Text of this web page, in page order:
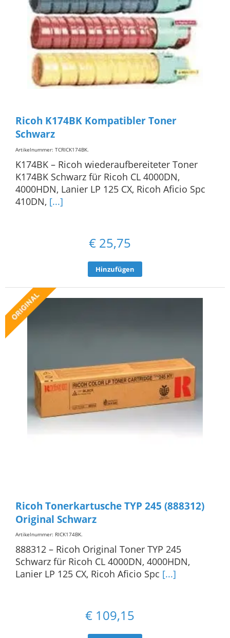
Ricoh K174BK Kompatibler Toner
Schwarz
Artikelnummer: TCRICK174BK.
K174BK – Ricoh wiederaufbereiteter Toner
K174BK Schwarz für Ricoh CL 4000DN,
4000HDN, Lanier LP 125 CX, Ricoh Aficio Spc
410DN, [...]
€ 25,75
Hinzufügen
Ricoh Tonerkartusche TYP 245 (888312)
Original Schwarz
Artikelnummer: RICK174BK.
888312 – Ricoh Original Toner TYP 245
Schwarz für Ricoh CL 4000DN, 4000HDN,
Lanier LP 125 CX, Ricoh Aficio Spc [...]
€ 109,15